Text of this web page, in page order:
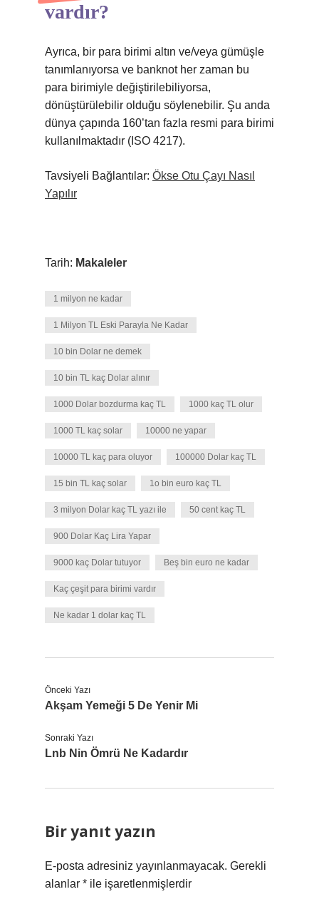
vardır?
Ayrıca, bir para birimi altın ve/veya gümüşle
tanımlanıyorsa ve banknot her zaman bu
para birimiyle değiştirilebiliyorsa,
dönüştürülebilir olduğu söylenebilir. Şu anda
dünya çapında 160’tan fazla resmi para birimi
kullanılmaktadır (ISO 4217).
Tavsiyeli Bağlantılar: Ökse Otu Çayı Nasıl
Yapılır
Tarih: Makaleler
1 milyon ne kadar
1 Milyon TL Eski Parayla Ne Kadar
10 bin Dolar ne demek
10 bin TL kaç Dolar alınır
1000 Dolar bozdurma kaç TL 1000 kaç TL olur
1000 TL kaç solar 10000 ne yapar
10000 TL kaç para oluyor 100000 Dolar kaç TL
15 bin TL kaç solar 1o bin euro kaç TL
3 milyon Dolar kaç TL yazı ile 50 cent kaç TL
900 Dolar Kaç Lira Yapar
9000 kaç Dolar tutuyor Beş bin euro ne kadar
Kaç çeşit para birimi vardır
Ne kadar 1 dolar kaç TL
Önceki Yazı
Akşam Yemeği 5 De Yenir Mi
Sonraki Yazı
Lnb Nin Ömrü Ne Kadardır
Bir yanıt yazın
E-posta adresiniz yayınlanmayacak. Gerekli
alanlar * ile işaretlenmişlerdir